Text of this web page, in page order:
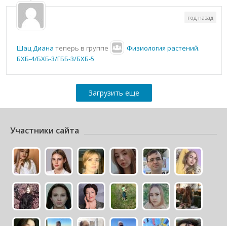
Шац Диана теперь в группе
Физиология растений.
БХБ-4/БХБ-3/ГББ-3/БХБ-5
год назад
Загрузить еще
Участники сайта